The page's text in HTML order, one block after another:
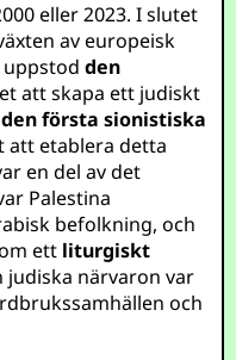
eller 2023. I slutet
av europeisk
uppstodden
att skapa ett judiskt
den första sionistiska
att etablera detta
en del av det
Palestina
befolkning, och
ett liturgiskt
judiska närvaron var
och